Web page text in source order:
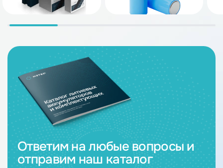
Ответим на любые вопросы и
отправим наш каталог